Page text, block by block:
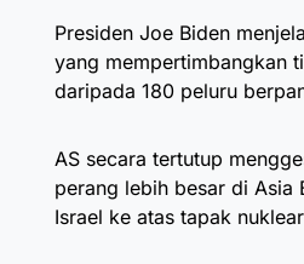
Presiden Joe Biden
yang mempertimbangkan
daripada 180 peluru
AS secara tertutup
perang lebih besar di Asia
Israel ke atas tapak